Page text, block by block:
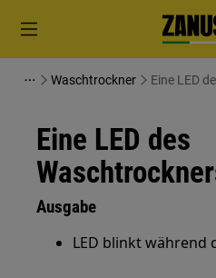
Waschtrockner Eine LED
Eine LED des
Ausgabe
LED blinkt während